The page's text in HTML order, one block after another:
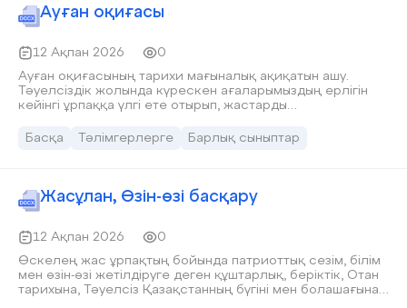
Ауған оқиғасы
12 Ақпан 2026
0
Ауған оқиғасының тарихи мағыналық ақиқатын ашу.
Тәуелсіздік жолында күрескен ағаларымыздың ерлігін
кейінгі ұрпаққа үлгі ете отырып, жастарды
ардагерлеріне құрмет көрсету
Басқа Тәлімгерлерге Барлық сыныптар
Жасұлан, Өзін-өзі басқару
12 Ақпан 2026
0
Өскелең жас ұрпақтың бойында патриоттық сезім, білім
мен өзін-өзі жетілдіруге деген құштарлық, беріктік, Отан
тарихына, Тәуелсіз Қазақстанның бүгіні мен болашағына